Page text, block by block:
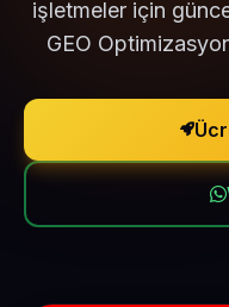
işletmeler için
GEO